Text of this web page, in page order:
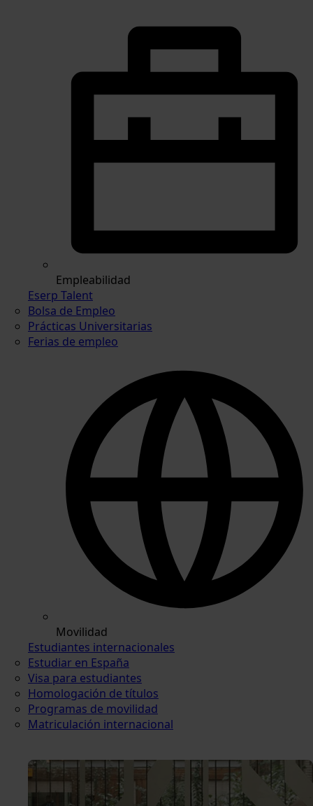
Empleabilidad
Eserp Talent
Bolsa de Empleo
Prácticas Universitarias
Ferias de empleo
Movilidad
Estudiantes internacionales
Estudiar en España
Visa para estudiantes
Homologación de títulos
Programas de movilidad
Matriculación internacional